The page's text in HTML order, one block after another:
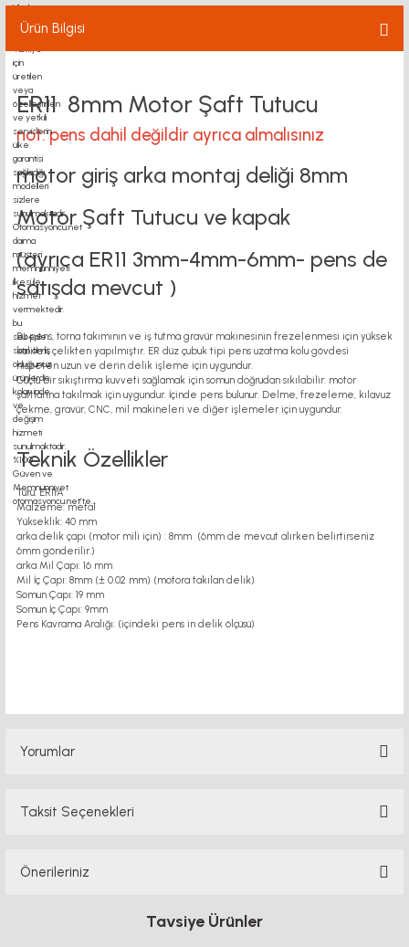
Ürün Bilgisi
ER11 8mm Motor Şaft Tutucu
not: pens dahil değildir ayrıca almalısınız
motor giriş arka montaj deliği 8mm
Motor Şaft Tutucu ve kapak
(ayrıca ER11 3mm-4mm-6mm- pens de
satışda mevcut )
Bu pens, torna takımının ve iş tutma gravür makinesinin frezelenmesi için yüksek
kaliteli çelikten yapılmıştır. ER düz çubuk tipi pens uzatma kolu gövdesi
nispeten uzun ve derin delik işleme için uygundur.
Güçlü bir sıkıştırma kuvveti sağlamak için somun doğrudan sıkılabilir. motor
şaftlarına takılmak için uygundur. İçinde pens bulunur. Delme, frezeleme, kılavuz
çekme, gravür, CNC, mil makineleri ve diğer işlemeler için uygundur.
Teknik Özellikler
Türü: ER11A
Malzeme: metal
Yükseklik: 40 mm
arka delik çapı (motor mili için) : 8mm (6mm de mevcut alırken belirtirseniz
6mm gönderilir.)
arka Mil Çapı: 16 mm
Mil İç Çapı: 8mm (± 0.02 mm) (motora takılan delik)
Somun Çapı: 19 mm
Somun İç Çapı: 9mm
Pens Kavrama Aralığı: (içindeki pens in delik ölçüsü)
Yorumlar
Taksit Seçenekleri
Önerileriniz
Bu ürünün fiyat bilgisi, resim, ürün açıklamalarında ve diğer konularda
yetersiz gördüğünüz noktaları öneri formunu kullanarak tarafımıza
Tavsiye Ürünler